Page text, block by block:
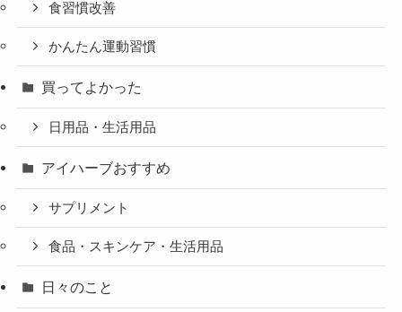
食習慣改善
かんたん運動習慣
買ってよかった
日用品・生活用品
アイハーブおすすめ
サプリメント
食品・スキンケア・生活用品
日々のこと